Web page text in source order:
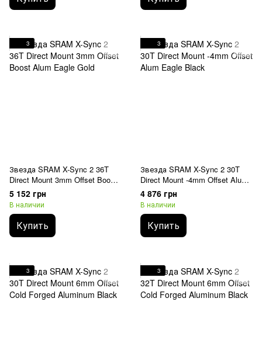
3
Звезда SRAM X-Sync 2 36T
Direct Mount 3mm Offset Boost
Alum Eagle Gold
5 152 грн
В наличии
Купить
3
Звезда SRAM X-Sync 2 30T
Direct Mount -4mm Offset Alum
Eagle Black
4 876 грн
В наличии
Купить
3 3